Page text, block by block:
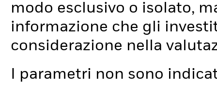
modo esclusivo o isolato,
informazione che gli
considerazione nella
I parametri non sono